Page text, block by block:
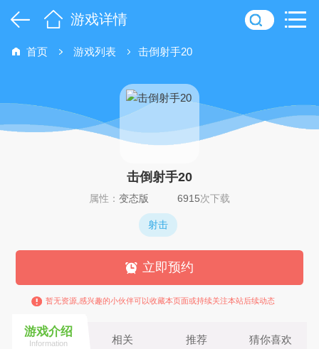
游戏详情
首页 游戏列表 击倒射手20
击倒射手20
属性： 变态版 6915次下载
射击
立即预约
暂无资源,感兴趣的小伙伴可以收藏本页面或持续关注本站后续动态
游戏介绍
Information 相关 推荐 猜你喜欢